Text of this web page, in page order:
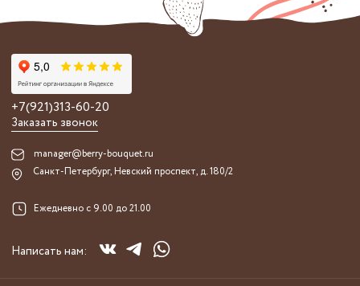
+7(921)313-60-20
Заказать звонок
manager@berry-bouquet.ru
Санкт-Петербург, Невский проспект, д. 180/2
Ежедневно с 9.00 до 21.00
Написать нам: